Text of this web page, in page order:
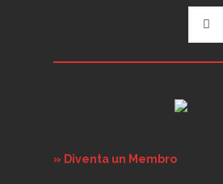
» Diventa un Membro